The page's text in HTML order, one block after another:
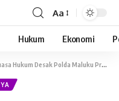
Aa
Hukum Ekonomi
Desak Polda Maluku Profesional, Pangdam Pattimura Diminta Evaluasi P3K Terlibat Pengeroyokan Lansia